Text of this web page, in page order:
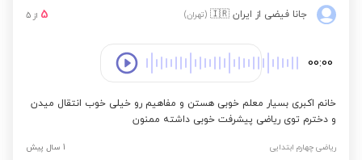
جانا فیضی از ایران 🇮🇷 (تهران) 5 از 5
00:00
خانم اکبری بسیار معلم خوبی هستن و مفاهیم رو خیلی خوب انتقال میدن
و دخترم توی ریاضی پیشرفت خوبی داشته ممنون
ریاضی چهارم ابتدایی 1 سال پیش